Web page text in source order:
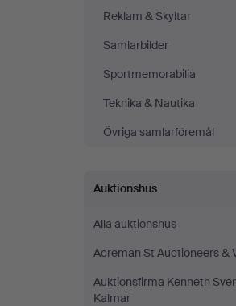
Reklam & Skyltar
Samlarbilder
Sportmemorabilia
Teknika & Nautika
Övriga samlarföremål
Auktionshus
Alla auktionshus
Acreman St Auctioneers &
Auktionsfirma Kenneth
Kalmar